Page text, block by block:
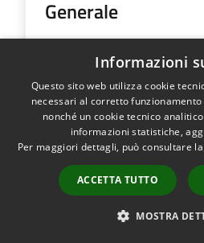
Generale
Indirizzo
Via
Ospedale M.O. Locatelli
LEGGI DI PIÙ
Ospedale SS
Informazioni
Questo sito web utilizza cookie
necessari al corretto
nonché un cookie tecnico
informazioni statistiche,
Per maggiori dettagli, può consultare
ACCETTA TUTTO
MOSTRA